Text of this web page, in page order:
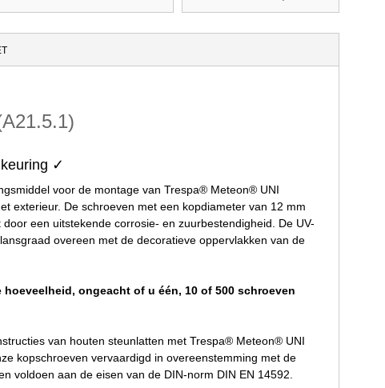
✓
voor de montage van Trespa® Meteon® UNI
exterieur. De schroeven met een kopdiameter van 12 mm
een uitstekende corrosie- en zuurbestendigheid. De UV-
overeen met de decoratieve oppervlakken van de
ongeacht of u één, 10 of 500 schroeven
van houten steunlatten met Trespa® Meteon® UNI
kopschroeven vervaardigd in overeenstemming met de
voldoen aan de eisen van de DIN-norm DIN EN 14592.